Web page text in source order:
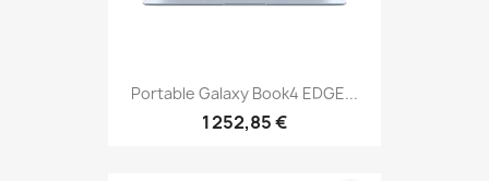
Portable Galaxy Book4 EDGE...
1 252,85 €